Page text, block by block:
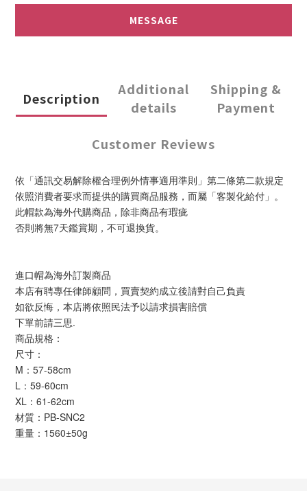
MESSAGE
Description
Additional
details
Shipping &
Payment
Customer Reviews
依「通訊交易解除權合理例外情事適用準則」第二條第二款規定
依照消費者要求而提供的購買商品服務，而屬「客製化給付」。
此帽款為海外代購商品，除非商品有瑕疵
否則將無7天鑑賞期，不可退換貨。
進口帽為海外訂製商品
本店有聘專任律師顧問，買賣契約成立後請對自己負責
如欲反悔，本店將依照民法予以請求損害賠償
下單前請三思.
商品規格：
尺寸：
M：57-58cm
L：59-60cm
XL：61-62cm
材質：PB-SNC2
重量：1560±50g